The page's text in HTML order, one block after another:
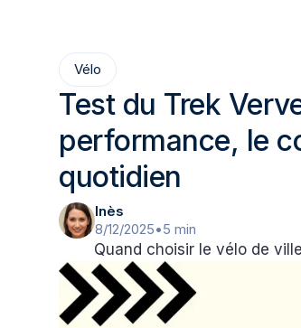
Vélo
Test du Trek
performance, le
quotidien
Inès
8/12/2025•5 min
Quand choisir le vélo de